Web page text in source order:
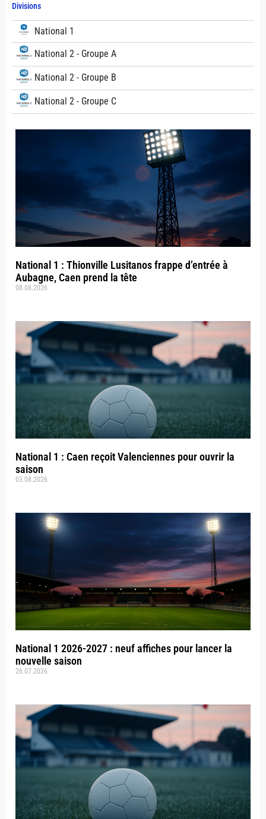
Divisions
National 1
National 2 - Groupe A
National 2 - Groupe B
National 2 - Groupe C
National 1 : Thionville Lusitanos frappe d’entrée à
Aubagne, Caen prend la tête
08.08.2026
National 1 : Caen reçoit Valenciennes pour ouvrir la
saison
03.08.2026
National 1 2026-2027 : neuf affiches pour lancer la
nouvelle saison
26.07.2026